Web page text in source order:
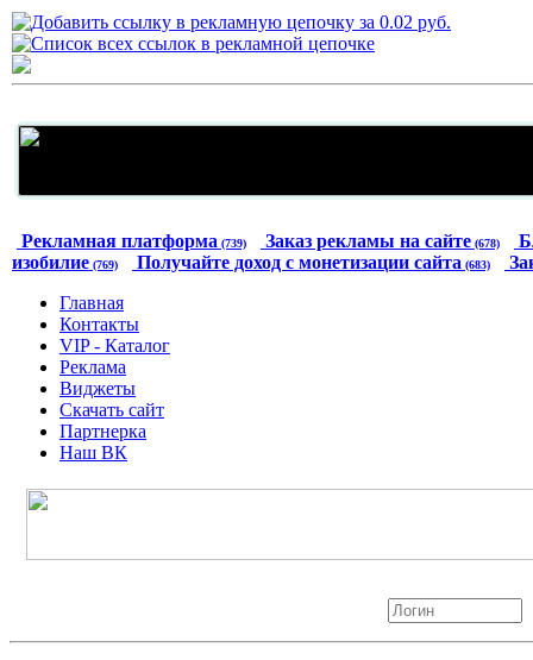
Рекламная платформа (739) Заказ рекламы на сайте (678)
изобилие (769) Получайте доход с монетизации сайта (683)
Главная
Контакты
VIP - Каталог
Реклама
Виджеты
Скачать сайт
Партнерка
Наш ВК